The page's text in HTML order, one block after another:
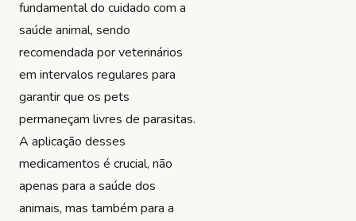
fundamental do cuidado com a
saúde animal, sendo
recomendada por veterinários
em intervalos regulares para
garantir que os pets
permaneçam livres de parasitas.
A aplicação desses
medicamentos é crucial, não
apenas para a saúde dos
animais, mas também para a